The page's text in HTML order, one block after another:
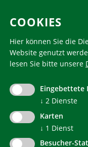
KlimaHaus ist eine
© 2022
COOKIES
Hier können Sie die
Website genutzt
lesen Sie bitte unsere
Eingebettete
↓ 2 Dienste
Karten
↓ 1 Dienst
Besucher-